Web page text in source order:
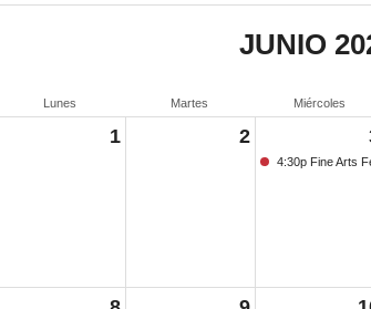
JUNIO
Lunes Martes Miércoles
1 2
4:30p Fine Arts